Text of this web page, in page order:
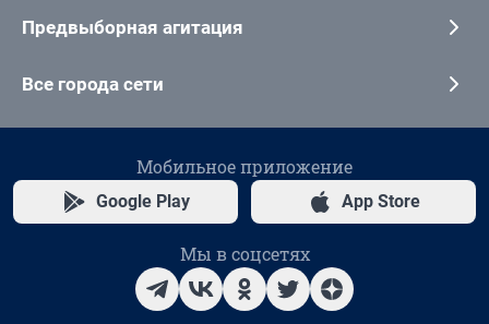
Предвыборная агитация
Все города сети
Мобильное приложение
Google Play App Store
Мы в соцсетях